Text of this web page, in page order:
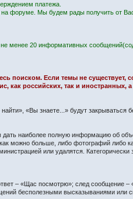
платежа.
форуме. Мы будем рады получить от
менее 20 информативных
поиском. Если темы не
как российских, так и
«Вы знаете...» будут
наиболее полную информацию об
можно больше, либо фотографий либо
или удалятся.
– «Щас посмотрю»; след сообщение
бесполезными высказываниями или